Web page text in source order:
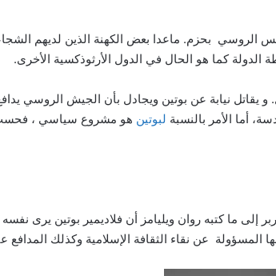
الروسي بحزم. ماعدا بعض الكهنة الذين لديهم
الدولة كما هو الحال في الدول الأرثوذكسية الأخرى.
يقاتل نيابة عن بوتين ويجادل بأن الجيش الروسي
أما الأمر بالنسبة لبوتين هو مشروع سياسي ،
إلى ما كتبه روان ويليامز أن فلاديمير بوتين يرى
عن نقاء الثقافة الإسلامية وكذلك المدافع